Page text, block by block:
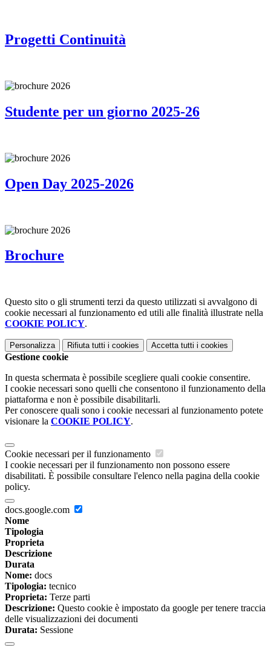
Progetti Continuità
Studente per un giorno 2025-26
Open Day 2025-2026
Brochure
Questo sito o gli strumenti terzi da questo utilizzati si avvalgono di
cookie necessari al funzionamento ed utili alle finalità illustrate nella
COOKIE POLICY.
Personalizza Rifiuta tutti i cookies Accetta tutti i cookies
Gestione cookie
In questa schermata è possibile scegliere quali cookie consentire.
I cookie necessari sono quelli che consentono il funzionamento della
piattaforma e non è possibile disabilitarli.
Per conoscere quali sono i cookie necessari al funzionamento potete
visionare la COOKIE POLICY.
Cookie necessari per il funzionamento
I cookie necessari per il funzionamento non possono essere
disabilitati. È possibile consultare l'elenco nella pagina della cookie
policy.
docs.google.com
Nome
Tipologia
Proprieta
Descrizione
Durata
Nome: docs
Tipologia: tecnico
Proprieta: Terze parti
Descrizione: Questo cookie è impostato da google per tenere traccia
delle visualizzazioni dei documenti
Durata: Sessione